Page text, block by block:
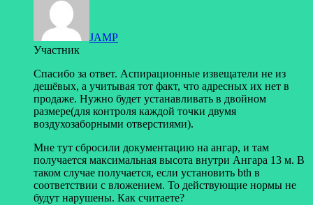
JAMP
Участник
Спасибо за ответ. Аспирационные извещатели не из
дешёвых, а учитывая тот факт, что адресных их нет в
продаже. Нужно будет устанавливать в двойном
размере(для контроля каждой точки двумя
воздухозаборными отверстиями).
Мне тут сбросили документацию на ангар, и там
получается максимальная высота внутри Ангара 13 м. В
таком случае получается, если установить bth в
соответствии с вложением. То действующие нормы не
будут нарушены. Как считаете?